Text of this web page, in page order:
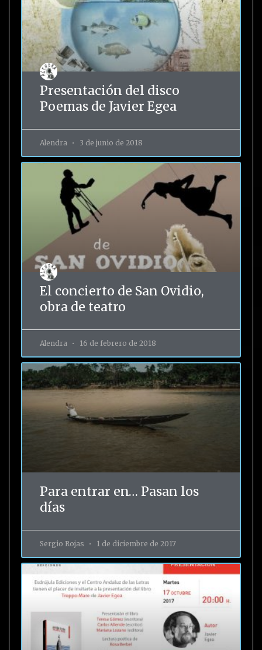
Presentación del disco
Poemas de Javier Egea
Alendra 3 de junio de 2018
El concierto de San Ovidio,
obra de teatro
Alendra 16 de febrero de 2018
Para entrar en… Pasan los
días
Sergio Rojas 1 de diciembre de 2017